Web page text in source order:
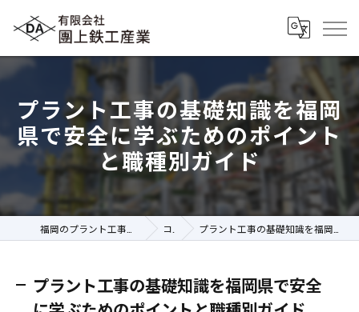
プラント工事の基礎知識を福岡
県で安全に学ぶためのポイント
と職種別ガイド
コラム プラント工事の基礎知識を福岡県で安全に学ぶためのポイントと職種別ガイド
プラント工事の基礎知識を福岡県で安全